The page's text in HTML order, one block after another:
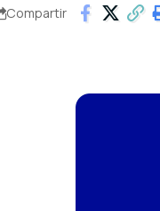
Compartir